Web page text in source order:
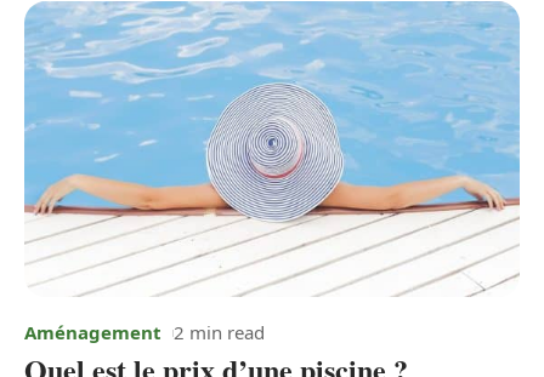
Aménagement 2 min read